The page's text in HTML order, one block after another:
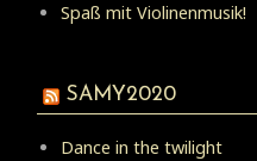
Spaß mit Violinenmusik!
SAMY2020
Dance in the twilight